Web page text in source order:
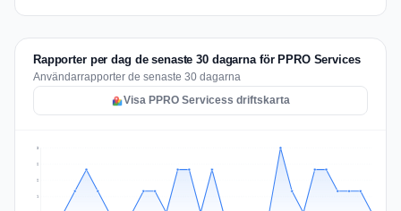
Rapporter per dag de senaste 30 dagarna för PPRO Services
Användarrapporter de senaste 30 dagarna
Visa PPRO Servicess driftskarta
1
2
2
3